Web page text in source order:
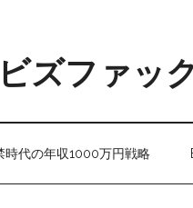
ズファッ
時代の年収1000万円戦略